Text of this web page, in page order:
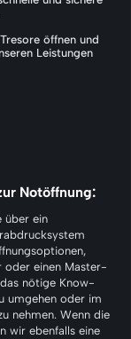
öffnen und
Leistungen
Notöffnung:
über ein
oder einen Master-
nötige Know-
umgehen oder im
nehmen. Wenn die
wir ebenfalls eine